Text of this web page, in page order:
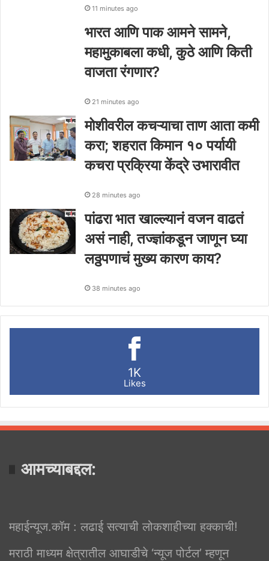
11 minutes ago
भारत आणि पाक आमने सामने,
महामुकाबला कधी, कुठे आणि किती
वाजता रंगणार?
21 minutes ago
मोशीवरील कचऱ्याचा ताण आता कमी
करा; शहरात किमान १० पर्यायी
कचरा प्रक्रिया केंद्रे उभारावीत
28 minutes ago
पांढरा भात खाल्ल्यानं वजन वाढतं
असं नाही, तज्ज्ञांकडून जाणून घ्या
लठ्ठपणाचं मुख्य कारण काय?
38 minutes ago
1K
Likes
आमच्याबद्दल:
महाईन्यूज.कॉम : लढाई सत्याची लोकशाहीच्या हक्काची!
मराठी माध्यम क्षेत्रातील आघाडीचे ‘न्यूज पोर्टल’ म्हणून